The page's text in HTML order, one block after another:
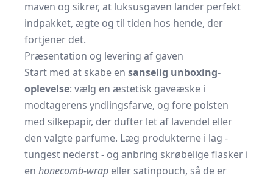
maven og sikrer, at luksusgaven lander perfekt
indpakket, ægte og til tiden hos hende, der
fortjener det.
Præsentation og levering af gaven
Start med at skabe en sanselig unboxing-
oplevelse: vælg en æstetisk gaveæske i
modtagerens yndlingsfarve, og fore polsten
med silkepapir, der dufter let af lavendel eller
den valgte parfume. Læg produkterne i lag -
tungest nederst - og anbring skrøbelige flasker i
en honecomb-wrap eller satinpouch, så de er